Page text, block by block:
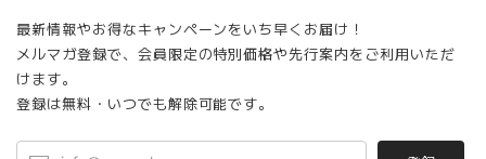
最新情報やお得なキャンペーンをいち早くお届け！
メルマガ登録で、会員限定の特別価格や先行案内をご利用いただ
けます。
登録は無料・いつでも解除可能です。